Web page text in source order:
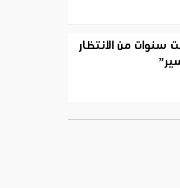
سنوات من الانتظار